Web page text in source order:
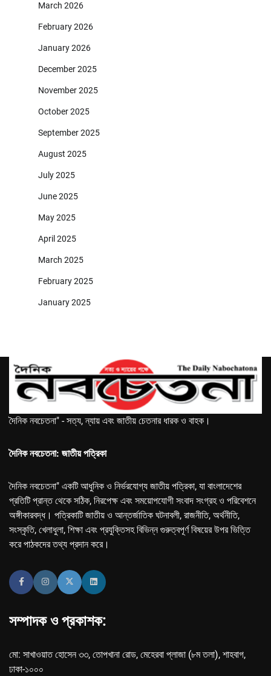
March 2026
February 2026
January 2026
December 2025
November 2025
October 2025
September 2025
August 2025
July 2025
June 2025
May 2025
April 2025
March 2025
February 2025
January 2025
দৈনিক নবচেতনা" - সত্য, ন্যায় এবং জাতীয় চেতনার ধারক ও বাহক।
দৈনিক নবচেতনা: জাতীয় পত্রিকা
দৈনিক নবচেতনা" একটি আধুনিক ও নির্ভরযোগ্য জাতীয় পত্রিকা, যা বাংলাদেশের
প্রতিটি প্রান্ত থেকে সঠিক, নিরপেক্ষ এবং সময়োপযোগী সংবাদ সংগ্রহ ও পরিবেশনে
অঙ্গীকারবদ্ধ। পত্রিকাটি জাতীয় ও আন্তর্জাতিক ঘটনাবলী, রাজনীতি, অর্থনীতি,
সংস্কৃতি, খেলাধুলা, শিক্ষা এবং প্রযুক্তিসহ বিভিন্ন গুরুত্বপূর্ণ বিষয়ের উপর ভিত্তি
করে পাঠকদের তথ্য প্রদান করে।
সম্পাদক ও প্রকাশক:
মো: সাখাওয়াত হোসেন ৩৩, তোপখানা রোড, মেহেরবা প্লাজা (৮ম তলা), শাহবাগ,
ঢাকা-১০০০